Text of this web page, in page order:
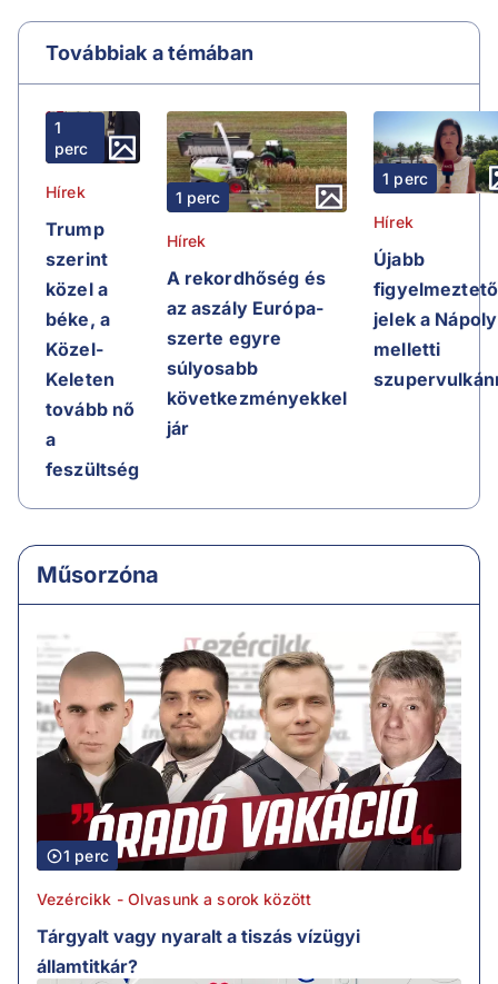
Továbbiak a témában
1
perc
Hírek
Trump
szerint
közel a
béke, a
Közel-
Keleten
tovább nő
a
feszültség
1 perc
Hírek
A rekordhőség és
az aszály Európa-
szerte egyre
súlyosabb
következményekkel
jár
1 perc
Hírek
Újabb
figyelmeztető
jelek a Nápoly
melletti
Műsorzóna
1 perc
Vezércikk - Olvasunk a sorok között
Tárgyalt vagy nyaralt a tiszás vízügyi
államtitkár?